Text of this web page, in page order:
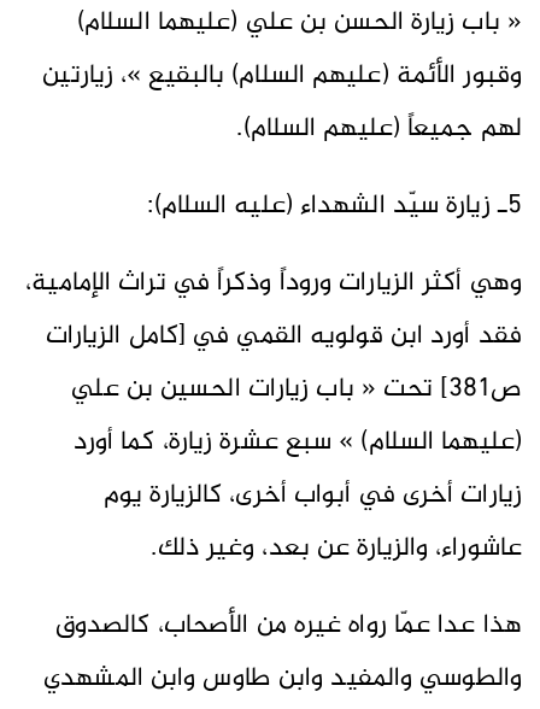
« باب زيارة الحسن بن علي (عليهما السلام)
وقبور الأئمة (عليهم السلام) بالبقيع »، زيارتين
لهم جميعاً (عليهم السلام).
5ـ زيارة سيّد الشهداء (عليه السلام):
وهي أكثر الزيارات وروداً وذكراً في تراث الإمامية،
فقد أورد ابن قولويه القمي في [كامل الزيارات
ص381] تحت « باب زيارات الحسين بن علي
(عليهما السلام) » سبع عشرة زيارة، كما أورد
زيارات أخرى في أبواب أخرى، كالزيارة يوم
عاشوراء، والزيارة عن بعد، وغير ذلك.
هذا عدا عمّا رواه غيره من الأصحاب، كالصدوق
والطوسي والمفيد وابن طاوس وابن المشهدي